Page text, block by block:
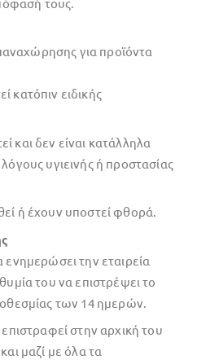
για προϊόντα
κατόπιν ειδικής
και δεν είναι κατάλληλα
υγιεινής ή προστασίας
ή έχουν υποστεί φθορά.
την εταιρεία
του να επιστρέψει το
των 14 ημερών.
στην αρχική του
μαζί με όλα τα